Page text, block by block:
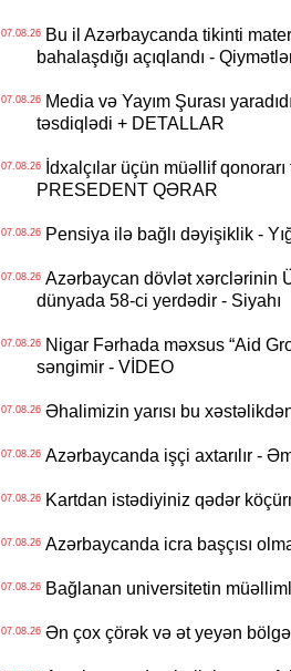
07.08.26Bu il Azərbaycanda tikinti
bahalaşdığı açıqlandı -
07.08.26Media və Yayım Şurası
təsdiqlədi + DETALLAR
07.08.26İdxalçılar üçün müəllif
PRESEDENT QƏRAR
07.08.26Pensiya ilə bağlı dəyişiklik -
07.08.26Azərbaycan dövlət xərclərinin
dünyada 58-ci yerdədir - Siyahı
07.08.26Nigar Fərhada məxsus “Aid
səngimir - VİDEO
07.08.26Əhalimizin yarısı bu
07.08.26Azərbaycanda işçi axtarılır -
07.08.26Kartdan istədiyiniz qədər
07.08.26Azərbaycanda icra başçısı
07.08.26Bağlanan universitetin
07.08.26Ən çox çörək və ət yeyən